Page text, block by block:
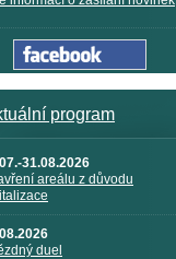
program
31.08.2026
areálu z důvodu
duel